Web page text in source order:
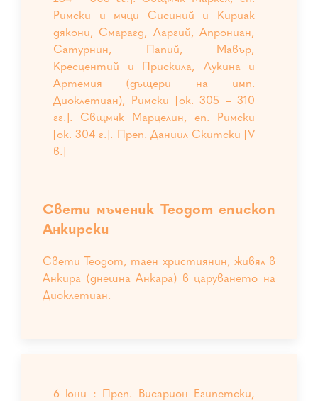
Римски и мчци Сисиний и Кириак
дякони, Смарагд, Ларгий, Апрониан,
Сатурнин, Папий, Мавър,
Кресцентий и Прискила, Лукина и
Артемия (дъщери на имп.
Диоклетиан), Римски [ок. 305 – 310
гг.]. Свщмчк Марцелин, еп. Римски
[ок. 304 г.]. Преп. Даниил Скитски [V
в.]
Свети мъченик Теодот епископ
Анкирски
Свети Теодот, таен християнин, живял в
Анкира (днешна Анкара) в царуването на
Диоклетиан.
6 юни : Преп. Висарион Египетски,